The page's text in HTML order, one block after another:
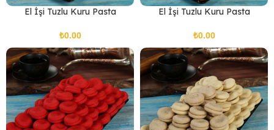
El İşi Tuzlu Kuru Pasta
₺
El İşi Tuzlu Kuru Pasta
₺